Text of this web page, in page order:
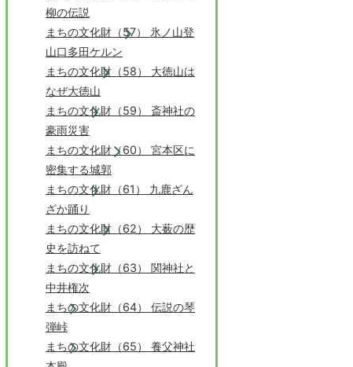
柳の伝説
まちの文化財（57） 氷ノ山登
山口多田ケルン
まちの文化財（58） 大徳山は
なぜ大徳山
まちの文化財（59） 斎神社の
豪雨災害
まちの文化財（60） 宮本区に
密集する城郭
まちの文化財（61） 九鹿ざん
ざか踊り
まちの文化財（62） 大薮の歴
史を訪ねて
まちの文化財（63） 関神社と
中井権次
まちの文化財（64） 伝説の琴
弾峠
まちの文化財（65） 養父神社